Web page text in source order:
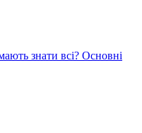
знати всі? Основні